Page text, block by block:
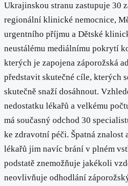
Ukrajinskou stranu zastupuje 30
regionální klinické nemocnice,
urgentního příjmu a Dětské
neustálému mediálnímu pokrytí
kterých je zapojena záporožská
představit skutečné cíle, kterých
skutečně snaží dosáhnout.
nedostatku lékařů a velkému
má současný odchod 30
ke zdravotní péči. Špatná
lékařů jim navíc brání v plném
podstatě znemožňuje jakékoli
neovlivňuje odhodlání